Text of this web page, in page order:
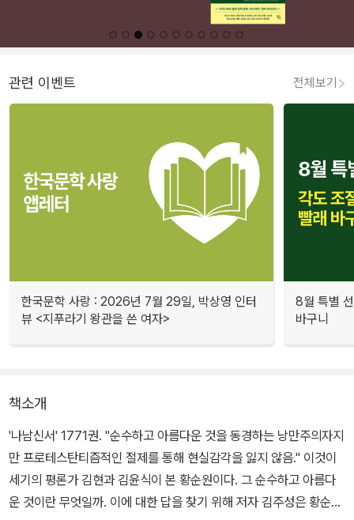
관련 이벤트 전체보기
한국문학 사랑 : 2026년 7월 29일, 박상영 인터
뷰 <지푸라기 왕관을 쓴 여자>
8월 특별
바구니
책소개
'나남신서' 1771권. "순수하고 아름다운 것을 동경하는 낭만주의자지
만 프로테스탄티즘적인 절제를 통해 현실감각을 잃지 않음." 이것이
세기의 평론가 김현과 김윤식이 본 황순원이다. 그 순수하고 아름다
운 것이란 무엇일까. 이에 대한 답을 찾기 위해 저자 김주성은 황순원